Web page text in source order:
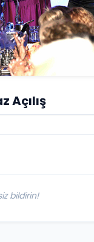
Açılış
bildirin!